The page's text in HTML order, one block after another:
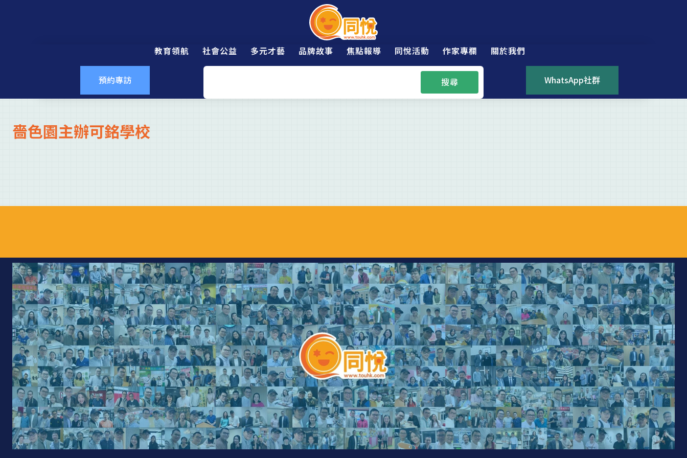
教育領航 社會公益 多元才藝 品牌故事 焦點報導 同悅活動 作家專欄 關於我們
預約專訪 搜尋 WhatsApp社群
嗇色園主辦可銘學校